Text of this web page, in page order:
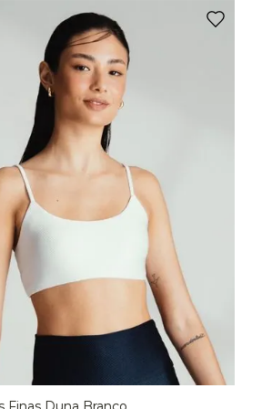
Reto Sem Costura Marrom Carvalho
R$ 129
90
Ou
deR$ 64,95
Reto Sem Costura Preto
Ou
2 xde R$ 64,95 sem juros
Duplas Sem Costura Marrom Carvalho
-70%
Marrom Wood
De R$